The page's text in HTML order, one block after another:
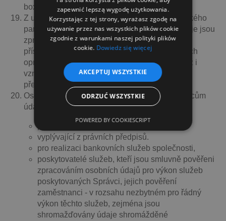
box@dajano.pl, NIP: 6180011390.
Z ustanovení výše uvedeného nařízení Evropského
parlamentu vyplývá, že fyzická osoba, jejíž údaje jsou
zpracovávány, má právo požadovat od správce
přístup k osobním údajům, které se jí týkají, jejich
opravu, výmaz nebo omezení zpracování, jakož i
vznést námitku proti zpracování a má právo na
přenositelnost údajů.
Osobní údaje nebudou předávány jiným příjemcům
údajů nebo třetím stranám než:
vyplývající z právních předpisů.
pro realizaci bankovních služeb společnosti,
poskytovatelé služeb, kteří jsou smluvně pověřeni
zpracováním osobních údajů pro výkon služeb
poskytovaných Správci, jejich pověření
zaměstnanci - v rozsahu nezbytném pro řádný
výkon těchto služeb, zejména jsou
shromažďovány údaje shromážděné
zapewnić lepszą wygodę użytkowania.
Korzystając z tej strony, wyrażasz zgodę na
używanie przez nas wszystkich plików cookie
zgodnie z warunkami naszej polityki plików
cookie. Dowiedz się więcej
AKCEPTUJ WSZYSTKIE
ODRZUĆ WSZYSTKIE
POWERED BY COOKIESCRIPT